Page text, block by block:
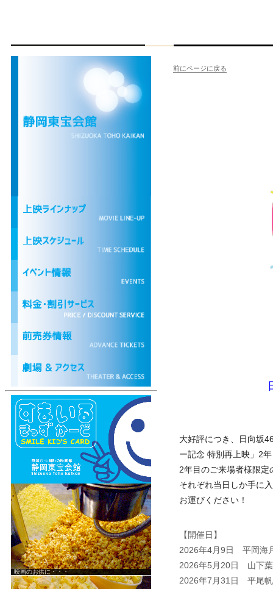
前にページに戻る
大好評につき、日向坂
ー記念 特別再上映」2
2年目のご来場者様限
それぞれ当日しか手に
お運びください！
【開催日】
2026年4月9日 平岡海
2026年5月20日 山下
2026年7月31日 平尾
映画のお供に・・・